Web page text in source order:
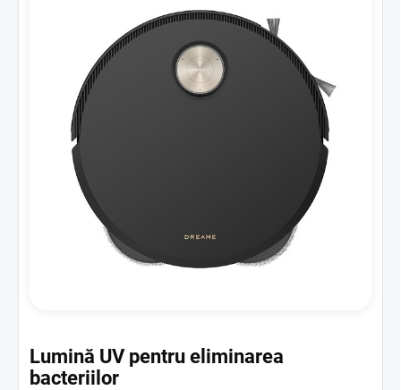
Lumină UV pentru eliminarea
bacteriilor